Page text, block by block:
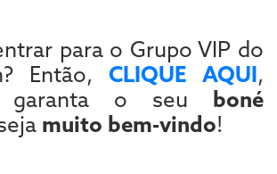
para o Grupo VIP do
Então, CLIQUE AQUI,
o seu boné
muito bem-vindo!